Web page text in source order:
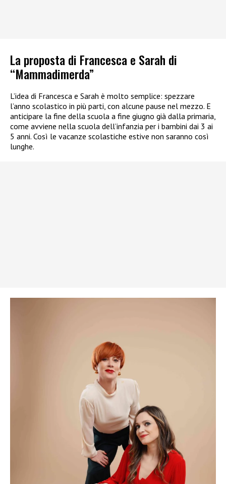
La proposta di Francesca e Sarah di
“Mammadimerda”
L’idea di Francesca e Sarah è molto semplice: spezzare
l’anno scolastico in più parti, con alcune pause nel mezzo. E
anticipare la fine della scuola a fine giugno già dalla primaria,
come avviene nella scuola dell’infanzia per i bambini dai 3 ai
5 anni. Così le vacanze scolastiche estive non saranno così
lunghe.